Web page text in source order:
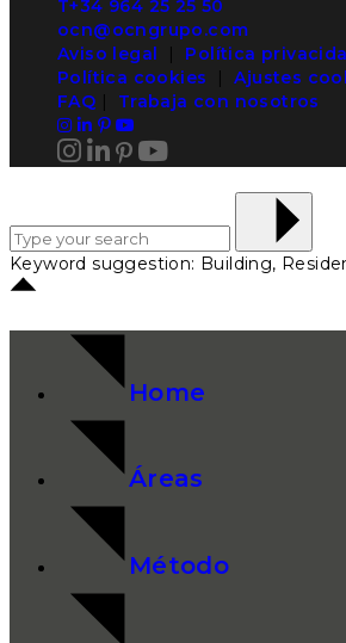
T+34 964 25 25 50
ocn@ocngrupo.com
Aviso legal
Política
Política cookies |Ajustes
FAQ
Trabaja con nosotros
Keyword suggestion: Building,
Home
Áreas
Método